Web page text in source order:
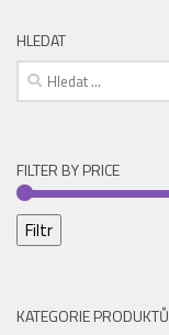
HLEDAT
Vyhledávání
FILTER BY PRICE
Filtr
KATEGORIE PRODUKTŮ